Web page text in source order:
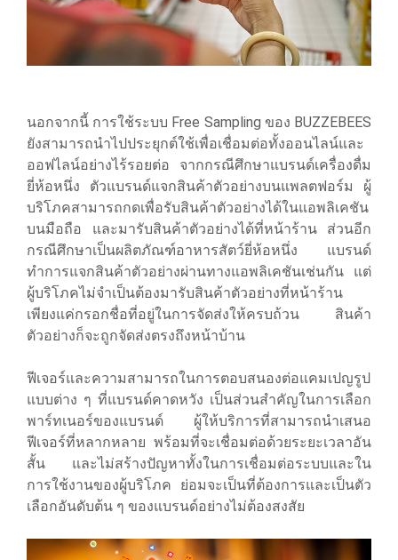
นอกจากนี้ การใช้ระบบ Free Sampling ของ BUZZEBEES
ยังสามารถนำไปประยุกต์ใช้เพื่อเชื่อมต่อทั้งออนไลน์และ
ออฟไลน์อย่างไร้รอยต่อ จากกรณีศึกษาแบรนด์เครื่องดื่ม
ยี่ห้อหนึ่ง ตัวแบรนด์แจกสินค้าตัวอย่างบนแพลตฟอร์ม ผู้
บริโภคสามารถกดเพื่อรับสินค้าตัวอย่างได้ในแอพลิเคชัน
บนมือถือ และมารับสินค้าตัวอย่างได้ที่หน้าร้าน ส่วนอีก
กรณีศึกษาเป็นผลิตภัณฑ์อาหารสัตว์ยี่ห้อหนึ่ง แบรนด์
ทำการแจกสินค้าตัวอย่างผ่านทางแอพลิเคชันเช่นกัน แต่
ผู้บริโภคไม่จำเป็นต้องมารับสินค้าตัวอย่างที่หน้าร้าน
เพียงแค่กรอกชื่อที่อยู่ในการจัดส่งให้ครบถ้วน สินค้า
ตัวอย่างก็จะถูกจัดส่งตรงถึงหน้าบ้าน
ฟีเจอร์และความสามารถในการตอบสนองต่อแคมเปญรูป
แบบต่าง ๆ ที่แบรนด์คาดหวัง เป็นส่วนสำคัญในการเลือก
พาร์ทเนอร์ของแบรนด์ ผู้ให้บริการที่สามารถนำเสนอ
ฟีเจอร์ที่หลากหลาย พร้อมที่จะเชื่อมต่อด้วยระยะเวลาอัน
สั้น และไม่สร้างปัญหาทั้งในการเชื่อมต่อระบบและใน
การใช้งานของผู้บริโภค ย่อมจะเป็นที่ต้องการและเป็นตัว
เลือกอันดับต้น ๆ ของแบรนด์อย่างไม่ต้องสงสัย